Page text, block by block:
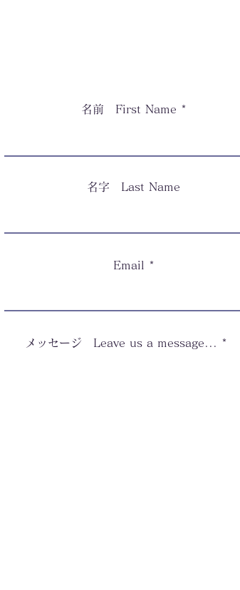
名前 First Name
名字 Last Name
Email
メッセージ Leave us a message...